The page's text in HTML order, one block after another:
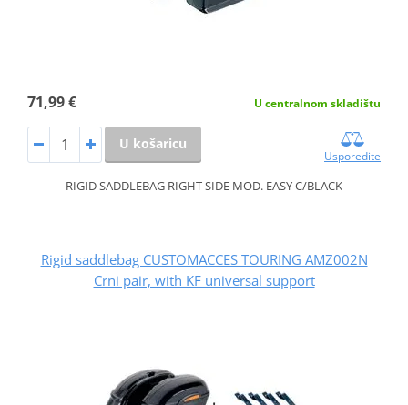
71,99 € U centralnom skladištu
U košaricu
Usporedite
RIGID SADDLEBAG RIGHT SIDE MOD. EASY C/BLACK
Rigid saddlebag CUSTOMACCES TOURING AMZ002N
Crni pair, with KF universal support